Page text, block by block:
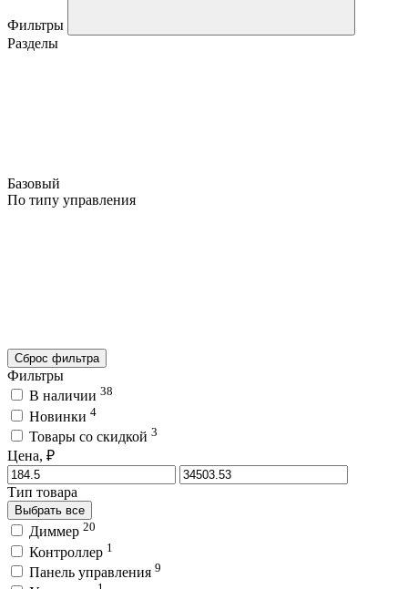
Фильтры
Разделы
Базовый
По типу управления
Сброс фильтра
Фильтры
В наличии 38
Новинки 4
Товары со скидкой 3
Цена, ₽
Тип товара
Выбрать все
Диммер 20
Контроллер 1
Панель управления 9